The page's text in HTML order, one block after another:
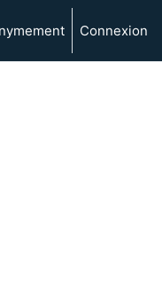
Connexion